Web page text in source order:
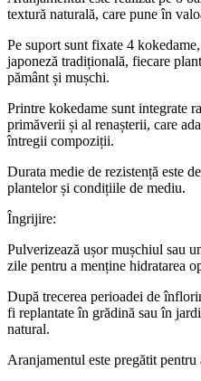
textură naturală, care pune în
Pe suport sunt fixate 4
japoneză tradițională, fiecare
pământ și mușchi.
Printre kokedame sunt integrate
primăverii și al renașterii, care
întregii compoziții.
Durata medie de rezistență este
plantelor și condițiile de mediu.
Îngrijire:
Pulverizează ușor mușchiul sau
zile pentru a menține hidratarea
După trecerea perioadei de
fi replantate în grădină sau în
natural.
Aranjamentul este pregătit